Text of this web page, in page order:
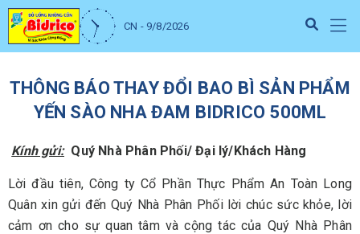
CN - 9/8/2026
THÔNG BÁO THAY ĐỔI BAO BÌ SẢN PHẨM
YẾN SÀO NHA ĐAM BIDRICO 500ML
Kính gửi:Quý Nhà Phân Phối/ Đại lý/Khách Hàng
Lời đầu tiên, Công ty Cổ Phần Thực Phẩm An Toàn Long
Quân xin gửi đến Quý Nhà Phân Phối lời chúc sức khỏe, lời
cảm ơn cho sự quan tâm và cộng tác của Quý Nhà Phân